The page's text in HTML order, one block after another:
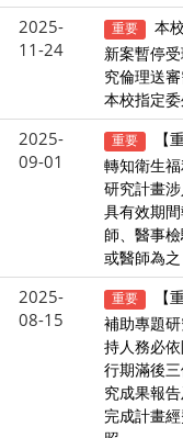
2025-
11-24
重要
本
新案暫停
究倫理送
本校指定委
2025-
09-01
重要
【
轉知衛生
研究計畫
具有效期
師、醫事
或醫師為之
2025-
08-15
重要
【
補助專題
持人務必
行期滿後
究成果報
完成計畫